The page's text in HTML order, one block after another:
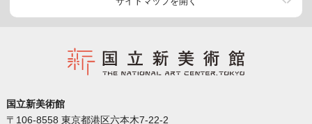
国立新美術館
〒106-8558 東京都港区六本木7-22-2